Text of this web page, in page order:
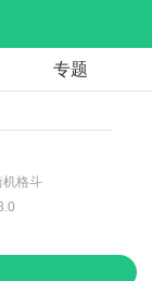
专题
机格斗